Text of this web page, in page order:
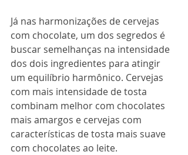
Já nas harmonizações de cervejas
com chocolate, um dos segredos é
buscar semelhanças na intensidade
dos dois ingredientes para atingir
um equilíbrio harmônico. Cervejas
com mais intensidade de tosta
combinam melhor com chocolates
mais amargos e cervejas com
características de tosta mais suave
com chocolates ao leite.